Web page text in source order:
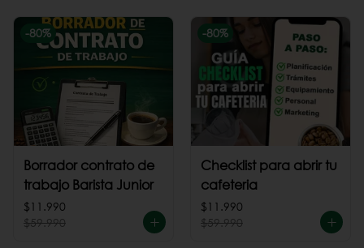
-80%
Borrador contrato de
trabajo Barista Junior
$11.990
$59.990
-80%
Checklist para abrir tu
cafeteria
$11.990
$59.990